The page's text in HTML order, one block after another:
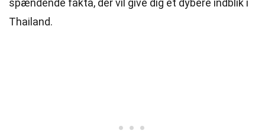
spændende fakta, der vil give dig et dybere indblik i
Thailand.